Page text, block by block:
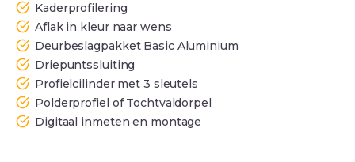
Kaderprofilering
Aflak in kleur naar wens
Deurbeslagpakket Basic Aluminium
Driepuntssluiting
Profielcilinder met 3 sleutels
Polderprofiel of Tochtvaldorpel
Digitaal inmeten en montage